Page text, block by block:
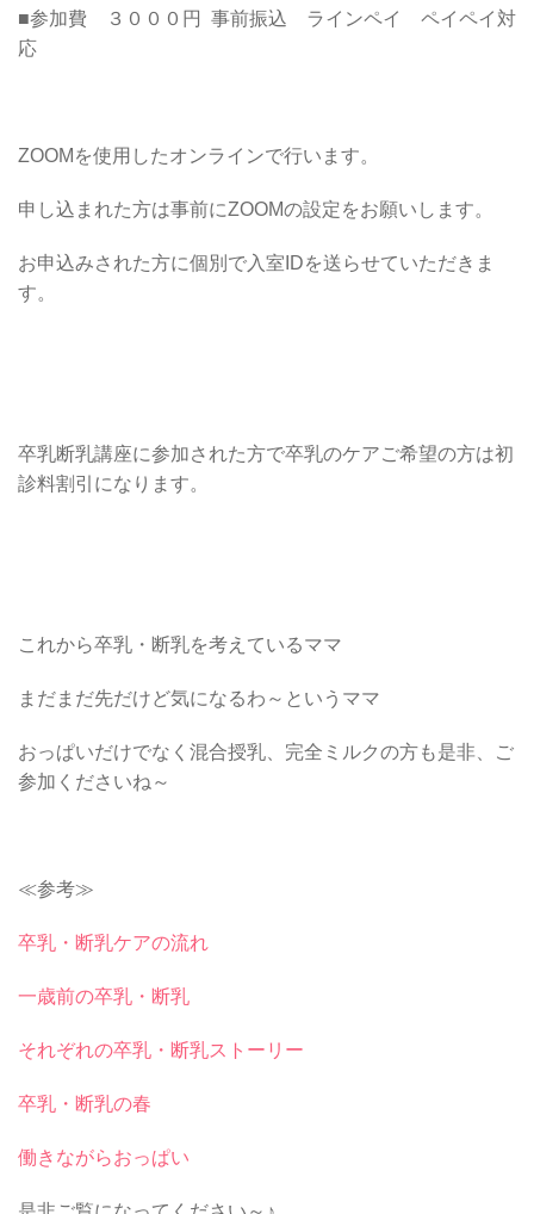
■参加費 ３０００円 事前振込 ラインペイ ペイペイ対
応
ZOOMを使用したオンラインで行います。
申し込まれた方は事前にZOOMの設定をお願いします。
お申込みされた方に個別で入室IDを送らせていただきま
す。
卒乳断乳講座に参加された方で卒乳のケアご希望の方は初
診料割引になります。
これから卒乳・断乳を考えているママ
まだまだ先だけど気になるわ～というママ
おっぱいだけでなく混合授乳、完全ミルクの方も是非、ご
参加くださいね～
≪参考≫
卒乳・断乳ケアの流れ
一歳前の卒乳・断乳
それぞれの卒乳・断乳ストーリー
卒乳・断乳の春
働きながらおっぱい